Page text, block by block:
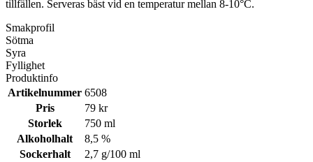
tillfällen. Serveras bäst vid en temperatur mellan 8-10°C.
Smakprofil
Sötma
Syra
Fyllighet
Produktinfo
Artikelnummer 6508
Pris
79 kr
Storlek
750 ml
Alkoholhalt
8,5 %
Sockerhalt
2,7 g/100 ml